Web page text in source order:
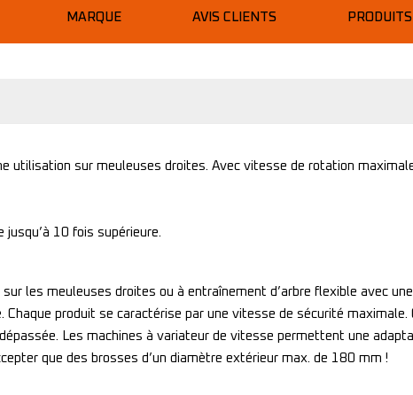
MARQUE AVIS CLIENTS
utilisation sur meuleuses droites. Avec vitesse de rotation
jusqu’à 10 fois supérieure.
les meuleuses droites ou à entraînement d’arbre flexible avec
produit se caractérise par une vitesse de sécurité
Les machines à variateur de vitesse permettent une
que des brosses d’un diamètre extérieur max. de 180 mm !